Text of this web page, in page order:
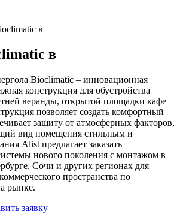
в
в
Bioclimatic – инновационная
конструкция для обустройства
веранды, открытой площадки кафе
позволяет создать комфортный
защиту от атмосферных факторов,
вид помещения стильным и
Alist предлагает заказать
нового поколения с монтажом в
Сочи и других регионах для
пространства по
рынке.
заявку